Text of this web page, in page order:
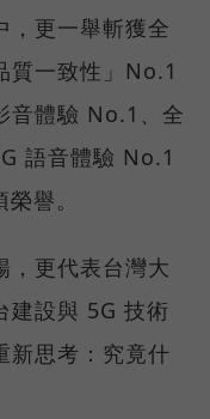
，更一舉斬獲全
質一致性」No.1
音體驗 No.1、全
語音體驗 No.1
譽。
，更代表台灣大
建設與 5G 技術
新思考：究竟什